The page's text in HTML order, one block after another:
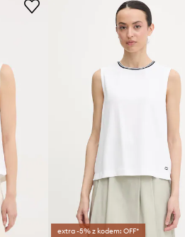
extra -5% z kodem: OFF*